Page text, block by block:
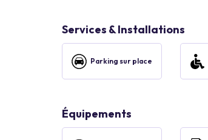
Services & Installations
Parking sur place
Équipements